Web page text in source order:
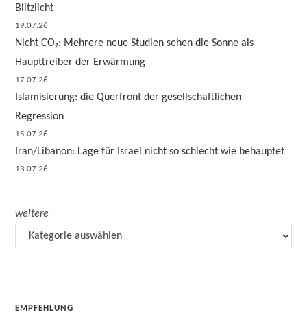
Blitzlicht
19.07.26
Nicht CO₂: Mehrere neue Studien sehen die Sonne als
Haupttreiber der Erwärmung
17.07.26
Islamisierung: die Querfront der gesellschaftlichen
Regression
15.07.26
Iran/Libanon: Lage für Israel nicht so schlecht wie behauptet
13.07.26
weitere
EMPFEHLUNG